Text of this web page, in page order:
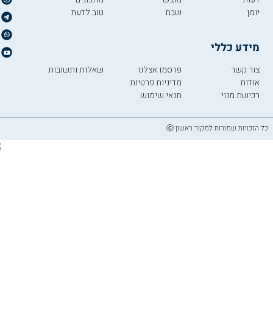
יומן
שבת
טוב לדעת
מידע כללי
צור קשר
אודות
רכישת מנוי
פרסמו אצלנו
מדיניות פרטיות
תנאי שימוש
שאלות ותשובות
כל הזכויות שמורות למקור ראשון ⓒ